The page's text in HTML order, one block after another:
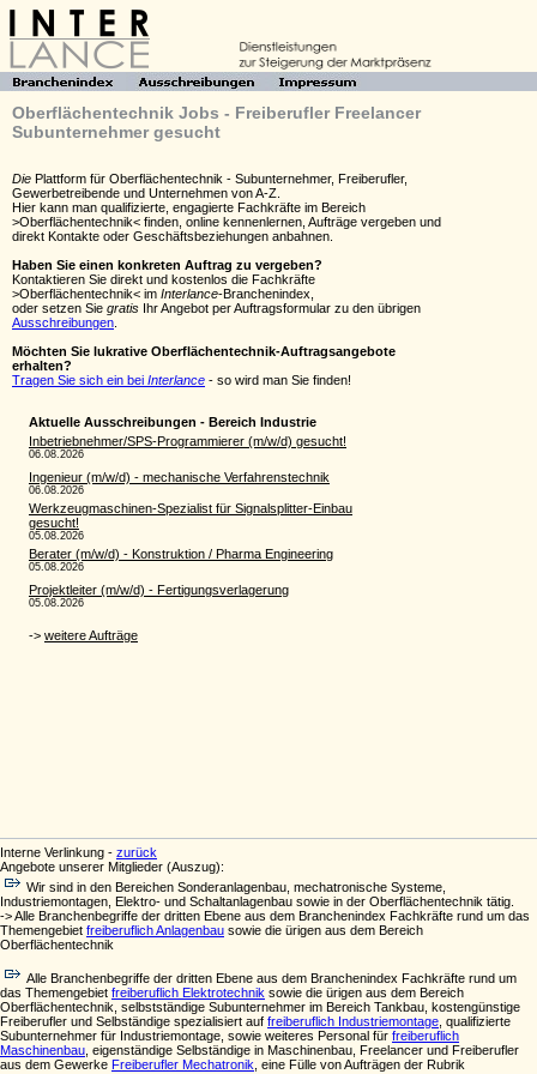
Oberflächentechnik Jobs - Freiberufler Freelancer
Subunternehmer gesucht
Die Plattform für Oberflächentechnik - Subunternehmer, Freiberufler,
Gewerbetreibende und Unternehmen von A-Z.
Hier kann man qualifizierte, engagierte Fachkräfte im Bereich
>Oberflächentechnik< finden, online kennenlernen, Aufträge vergeben und
direkt Kontakte oder Geschäftsbeziehungen anbahnen.
Haben Sie einen konkreten Auftrag zu vergeben?
Kontaktieren Sie direkt und kostenlos die Fachkräfte
>Oberflächentechnik< im Interlance-Branchenindex,
oder setzen Sie gratis Ihr Angebot per Auftragsformular zu den übrigen
Ausschreibungen
Möchten Sie lukrative Oberflächentechnik-Auftragsangebote
erhalten?
Tragen Sie sich ein bei Interlance - so wird man Sie finden!
Interne Verlinkung - zurück
Angebote unserer Mitglieder (Auszug):
Wir sind in den Bereichen Sonderanlagenbau, mechatronische Systeme,
Industriemontagen, Elektro- und Schaltanlagenbau sowie in der Oberflächentechnik tätig.
-> Alle Branchenbegriffe der dritten Ebene aus dem Branchenindex Fachkräfte rund um das
Themengebiet freiberuflich Anlagenbau sowie die ürigen aus dem Bereich
Oberflächentechnik
Alle Branchenbegriffe der dritten Ebene aus dem Branchenindex Fachkräfte rund um
das Themengebiet freiberuflich Elektrotechnik sowie die ürigen aus dem Bereich
Oberflächentechnik, selbstständige Subunternehmer im Bereich Tankbau, kostengünstige
Freiberufler und Selbständige spezialisiert auf freiberuflich Industriemontage , qualifizierte
Subunternehmer für Industriemontage, sowie weiteres Personal für freiberuflich
Maschinenbau , eigenständige Selbständige in Maschinenbau, Freelancer und Freiberufler
aus dem Gewerke Freiberufler Mechatronik , eine Fülle von Aufträgen der Rubrik